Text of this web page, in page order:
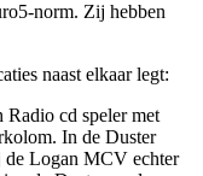
norm. Zij hebben
naast elkaar legt:
Radio cd speler met
In de Duster
Logan MCV echter